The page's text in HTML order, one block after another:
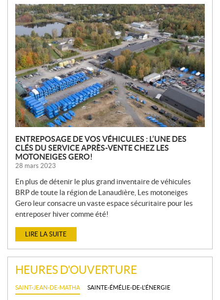
N
O
U
V
E
L
L
E
S
ENTREPOSAGE DE VOS VÉHICULES : L’UNE DES
CLÉS DU SERVICE APRÈS-VENTE CHEZ LES
MOTONEIGES GERO!
28 mars 2023
En plus de détenir le plus grand inventaire de véhicules
BRP de toute la région de Lanaudière, Les motoneiges
Gero leur consacre un vaste espace sécuritaire pour les
entreposer hiver comme été!
LIRE LA SUITE
HEURES D'OUVERTURE
SAINT-JEAN-DE-MATHA SAINTE-ÉMÉLIE-DE-L'ÉNERGIE